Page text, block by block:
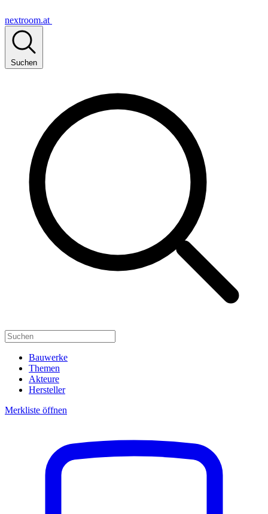
nextroom.at
Suchen
Bauwerke
Themen
Akteure
Hersteller
Merkliste öffnen